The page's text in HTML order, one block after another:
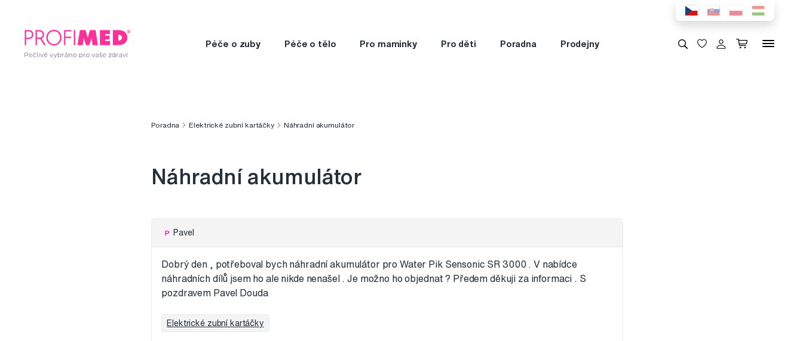
Péče o zuby Péče o tělo Pro maminky Pro děti Poradna Prodejny
Poradna Elektrické zubní kartáčky Náhradní akumulátor
Náhradní akumulátor
P Pavel
Dobrý den , potřeboval bych náhradní akumulátor pro Water Pik Sensonic SR 3000 . V nabídce
náhradních dílů jsem ho ale nikde nenašel . Je možno ho objednat ? Předem děkuji za informaci . S
pozdravem Pavel Douda
Elektrické zubní kartáčky